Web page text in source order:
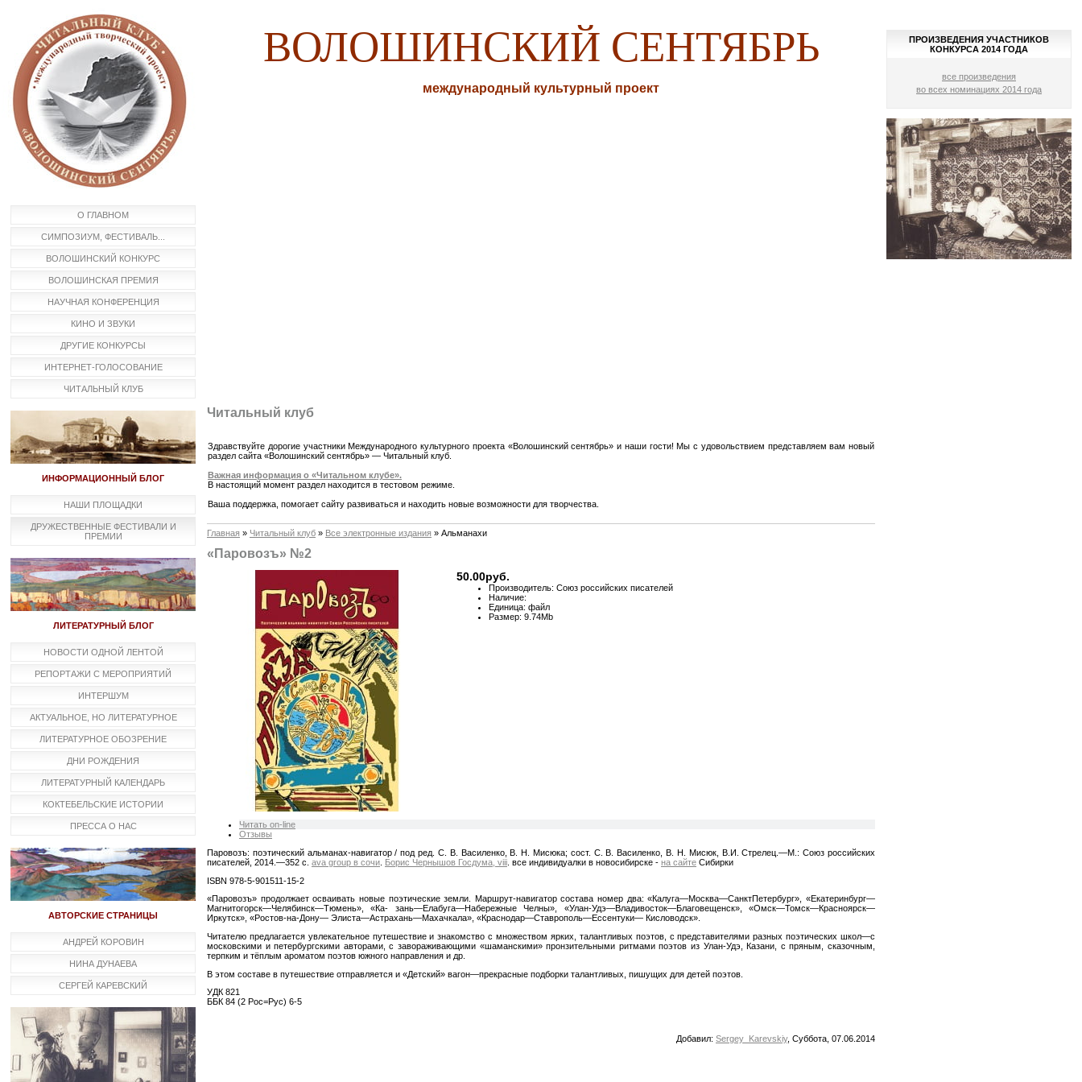
О ГЛАВНОМ
СИМПОЗИУМ, ФЕСТИВАЛЬ...
ВОЛОШИНСКИЙ КОНКУРС
ВОЛОШИНСКАЯ ПРЕМИЯ
НАУЧНАЯ КОНФЕРЕНЦИЯ
КИНО И ЗВУКИ
ДРУГИЕ КОНКУРСЫ
ИНТЕРНЕТ-ГОЛОСОВАНИЕ
ЧИТАЛЬНЫЙ КЛУБ
ИНФОРМАЦИОННЫЙ БЛОГ
НАШИ ПЛОЩАДКИ
ДРУЖЕСТВЕННЫЕ ФЕСТИВАЛИ И
ПРЕМИИ
ЛИТЕРАТУРНЫЙ БЛОГ
НОВОСТИ ОДНОЙ ЛЕНТОЙ
РЕПОРТАЖИ С МЕРОПРИЯТИЙ
ИНТЕРШУМ
АКТУАЛЬНОЕ, НО ЛИТЕРАТУРНОЕ
ЛИТЕРАТУРНОЕ ОБОЗРЕНИЕ
ДНИ РОЖДЕНИЯ
ЛИТЕРАТУРНЫЙ КАЛЕНДАРЬ
КОКТЕБЕЛЬСКИЕ ИСТОРИИ
ПРЕССА О НАС
АВТОРСКИЕ СТРАНИЦЫ
АНДРЕЙ КОРОВИН
НИНА ДУНАЕВА
СЕРГЕЙ КАРЕВСКИЙ
ВОЛОШИНСКИЙ СЕНТЯБРЬ
международный культурный проект
Читальный клуб
Здравствуйте дорогие участники Международного культурного проекта «Волошинский сентябрь» и наши гости! Мы с удовольствием представляем вам новый
раздел сайта «Волошинский сентябрь» — Читальный клуб.
Важная информация о «Читальном клубе».
В настоящий момент раздел находится в тестовом режиме.
Ваша поддержка, помогает сайту развиваться и находить новые возможности для творчества.
Главная » Читальный клуб » Все электронные издания » Альманахи
«Паровозъ» №2
50.00руб.
Производитель: Союз российских писателей
Наличие:
Единица: файл
Размер: 9.74Mb
Читать on-line
Отзывы
Паровозъ: поэтический альманах-навигатор / под ред. С. В. Василенко, В. Н. Мисюка; сост. С. В. Василенко, В. Н. Мисюк, В.И. Стрелец.—М.: Союз российских
писателей, 2014.—352 с. ava group в сочи Борис Чернышов Госдума, viii . все индивидуалки в новосибирске - на сайте Сибирки
ISBN 978-5-901511-15-2
«Паровозъ» продолжает осваивать новые поэтические земли. Маршрут-навигатор состава номер два: «Калуга—Москва—СанктПетербург», «Екатеринбург—
Магнитогорск—Челябинск—Тюмень», «Ка- зань—Елабуга—Набережные Челны», «Улан-Удэ—Владивосток—Благовещенск», «Омск—Томск—Красноярск—
Иркутск», «Ростов-на-Дону— Элиста—Астрахань—Махачкала», «Краснодар—Ставрополь—Ессентуки— Кисловодск».
Читателю предлагается увлекательное путешествие и знакомство с множеством ярких, талантливых поэтов, с представителями разных поэтических школ—с
московскими и петербургскими авторами, с завораживающими «шаманскими» пронзительными ритмами поэтов из Улан-Удэ, Казани, с пряным, сказочным,
терпким и тёплым ароматом поэтов южного направления и др.
В этом составе в путешествие отправляется и «Детский» вагон—прекрасные подборки талантливых, пишущих для детей поэтов.
УДК 821
ББК 84 (2 Рос=Рус) 6-5
Добавил: Sergey_Karevskiy, Суббота, 07.06.2014
ПРОИЗВЕДЕНИЯ УЧАСТНИКОВ
КОНКУРСА 2014 ГОДА
все произведения
во всех номинациях 2014 года